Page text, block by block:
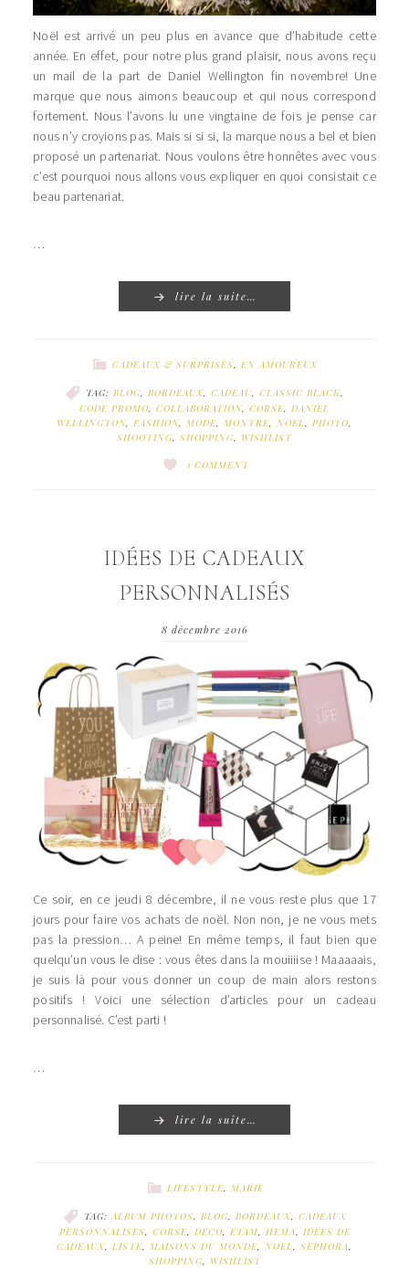
Noël est arrivé un peu plus en avance que d’habitude cette
année. En effet, pour notre plus grand plaisir, nous avons reçu
un mail de la part de Daniel Wellington fin novembre! Une
marque que nous aimons beaucoup et qui nous correspond
fortement. Nous l’avons lu une vingtaine de fois je pense car
nous n’y croyions pas. Mais si si si, la marque nous a bel et bien
proposé un partenariat. Nous voulons être honnêtes avec vous
c’est pourquoi nous allons vous expliquer en quoi consistait ce
beau partenariat.
…
lire la suite…
CADEAUX & SURPRISES, EN AMOUREUX
TAG: BLOG, BORDEAUX, CADEAU, CLASSIC BLACK,
CODE PROMO
COLLABORATION, CORSE DANIEL
WELLINGTON, FASHION, MODE MONTRE NOEL PHOTO
SHOOTING SHOPPING WISHLIST
1 COMMENT
IDÉES DE CADEAUX
PERSONNALISÉS
8 décembre 2016
Ce soir, en ce jeudi 8 décembre, il ne vous reste plus que 17
jours pour faire vos achats de noël. Non non, je ne vous mets
pas la pression… A peine! En même temps, il faut bien que
quelqu’un vous le dise : vous êtes dans la mouiiiise ! Maaaaais,
je suis là pour vous donner un coup de main alors restons
positifs ! Voici une sélection d’articles pour un cadeau
personnalisé. C’est parti !
…
lire la suite…
LIFESTYLE, MARIE
TAG:ALBUM PHOTOS, BLOG, BORDEAUX, CADEAUX
PERSONNALISES, CORSE, DECO, ETAM, HEMA, IDEES DE
CADEAUX, LISTE, MAISONS DU MONDE,NOEL, SEPHORA,
SHOPPING, WISHLIST